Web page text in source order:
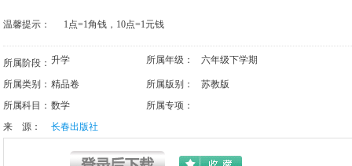
温馨提示： 1点=1角钱，10点=1元钱
所属阶段： 升学 所属年级： 六年级下学期
所属类别： 精品卷 所属版别：
苏教版
所属科目： 数学
所属专项：
来 源：
长春出版社